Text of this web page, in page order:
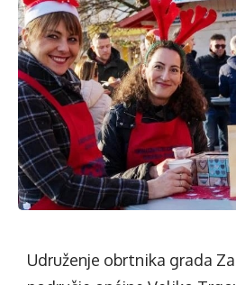
Udruženje obrtnika grada